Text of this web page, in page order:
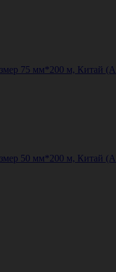
75 мм*200 м, Китай
50 мм*200 м, Китай